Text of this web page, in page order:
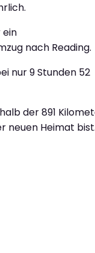
ein
nach Reading.
nur 9 Stunden 52
der 891
neuen Heimat bist.